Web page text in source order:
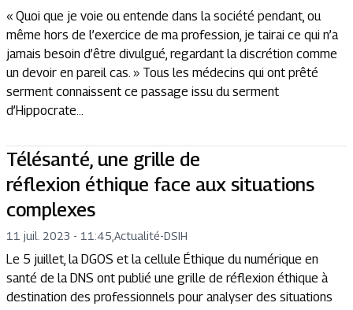
« Quoi que je voie ou entende dans la société pendant, ou
même hors de l’exercice de ma profession, je tairai ce qui n’a
jamais besoin d’être divulgué, regardant la discrétion comme
un devoir en pareil cas. » Tous les médecins qui ont prêté
serment connaissent ce passage issu du serment
d’Hippocrate...
Télésanté, une grille de
réflexion éthique face aux situations
complexes
11 juil. 2023 - 11:45 Actualité-DSIH
Le 5 juillet, la DGOS et la cellule Éthique du numérique en
santé de la DNS ont publié une grille de réflexion éthique à
destination des professionnels pour analyser des situations